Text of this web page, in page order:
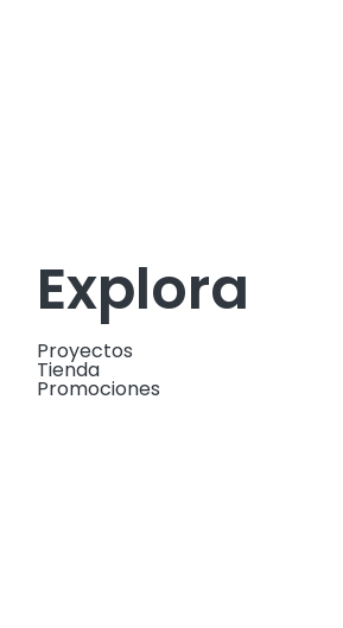
Explora
Proyectos
Tienda
Promociones